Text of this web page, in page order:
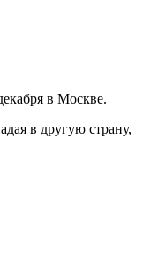
в Москве.
в другую страну,